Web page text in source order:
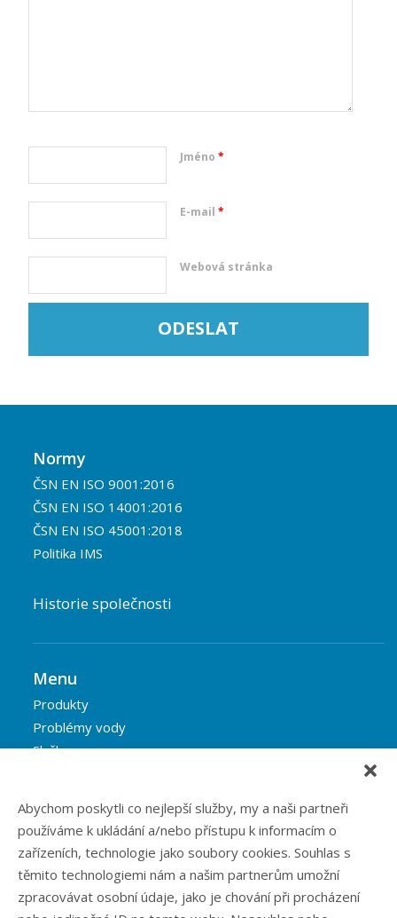
Abychom poskytli co nejlepší služby, my a naši partneři
používáme k ukládání a/nebo přístupu k informacím o
zařízeních, technologie jako soubory cookies. Souhlas s
těmito technologiemi nám a našim partnerům umožní
zpracovávat osobní údaje, jako je chování při procházení
Jméno *
E-mail *
Webová stránka
Normy
ČSN EN ISO 9001:2016
ČSN EN ISO 14001:2016
ČSN EN ISO 45001:2018
Politika IMS
Historie společnosti
Menu
Produkty
Problémy vody
Služby
Eshop
Kontakt